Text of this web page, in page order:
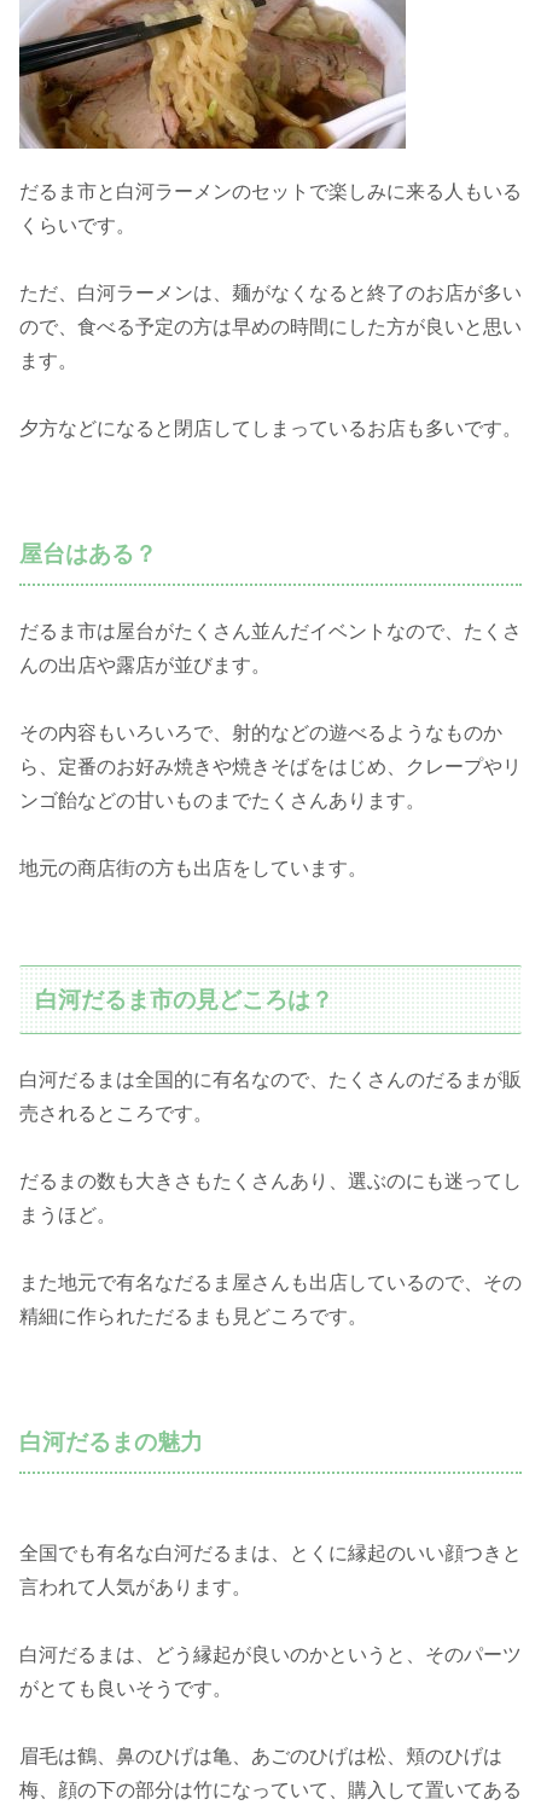
だるま市と白河ラーメンのセットで楽しみに来る人もいる
くらいです。
ただ、白河ラーメンは、麺がなくなると終了のお店が多い
ので、食べる予定の方は早めの時間にした方が良いと思い
ます。
夕方などになると閉店してしまっているお店も多いです。
屋台はある？
だるま市は屋台がたくさん並んだイベントなので、たくさ
んの出店や露店が並びます。
その内容もいろいろで、射的などの遊べるようなものか
ら、定番のお好み焼きや焼きそばをはじめ、クレープやリ
ンゴ飴などの甘いものまでたくさんあります。
地元の商店街の方も出店をしています。
白河だるま市の見どころは？
白河だるまは全国的に有名なので、たくさんのだるまが販
売されるところです。
だるまの数も大きさもたくさんあり、選ぶのにも迷ってし
まうほど。
また地元で有名なだるま屋さんも出店しているので、その
精細に作られただるまも見どころです。
白河だるまの魅力
全国でも有名な白河だるまは、とくに縁起のいい顔つきと
言われて人気があります。
白河だるまは、どう縁起が良いのかというと、そのパーツ
がとても良いそうです。
眉毛は鶴、鼻のひげは亀、あごのひげは松、頬のひげは
梅、顔の下の部分は竹になっていて、購入して置いてある